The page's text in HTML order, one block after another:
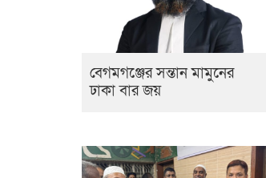
বেগমগঞ্জের সন্তান মামুনের
ঢাকা বার জয়